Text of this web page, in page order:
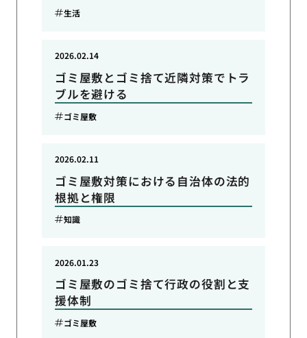
生活
ゴミ屋敷とゴミ捨て近隣対策でトラ
ブルを避ける
2026.02.14
ゴミ屋敷
ゴミ屋敷対策における自治体の法的
根拠と権限
2026.02.11
知識
ゴミ屋敷のゴミ捨て行政の役割と支
援体制
2026.01.23
ゴミ屋敷